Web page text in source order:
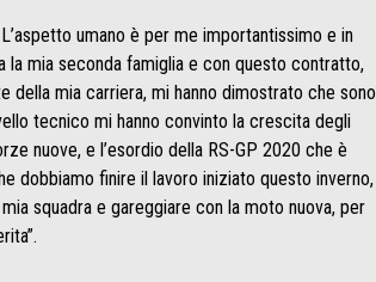
umano è per me importantissimo e in
la mia seconda famiglia e con questo contratto,
della mia carriera, mi hanno dimostrato che sono
tecnico mi hanno convinto la crescita degli
nuove, e l’esordio della RS-GP 2020 che è
dobbiamo finire il lavoro iniziato questo inverno,
squadra e gareggiare con la moto nuova, per